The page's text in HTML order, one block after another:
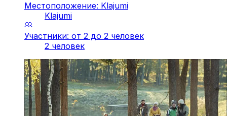
Местоположение: Klajumi
Klajumi
Участники: от 2 до 2 человек
2 человек